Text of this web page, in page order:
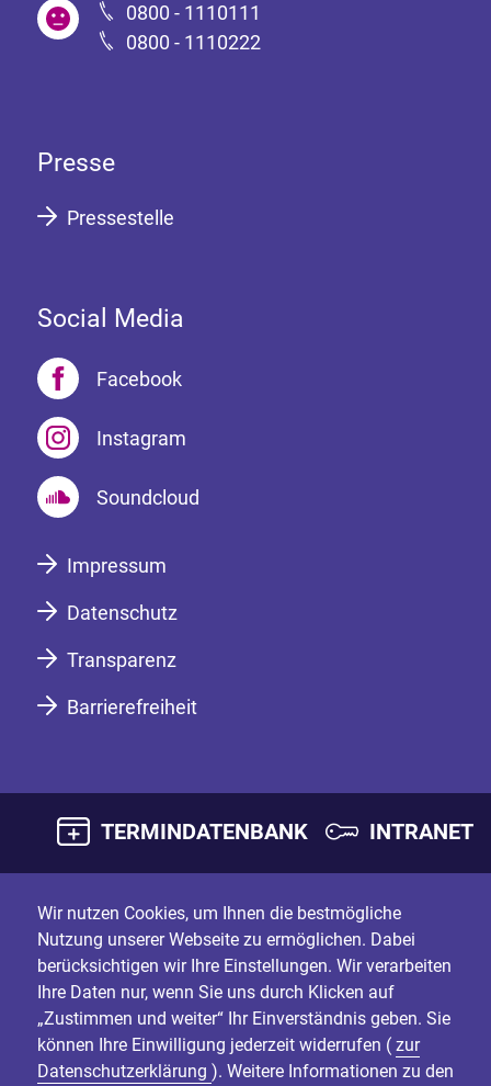
0800 - 1110111
0800 - 1110222
Presse
Pressestelle
Social Media
Facebook
Instagram
Soundcloud
Impressum
Datenschutz
Transparenz
Barrierefreiheit
TERMINDATENBANK INTRANET
Wir nutzen Cookies, um Ihnen die bestmögliche
Nutzung unserer Webseite zu ermöglichen. Dabei
berücksichtigen wir Ihre Einstellungen. Wir verarbeiten
Ihre Daten nur, wenn Sie uns durch Klicken auf
„Zustimmen und weiter“ Ihr Einverständnis geben. Sie
können Ihre Einwilligung jederzeit widerrufen ( zur
Datenschutzerklärung ). Weitere Informationen zu den